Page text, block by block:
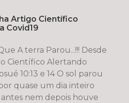
Artigo Científico
Covid19
A terra Parou...!!! Desde
Científico Alertando
10:13 e 14 O sol parou
quase um dia inteiro